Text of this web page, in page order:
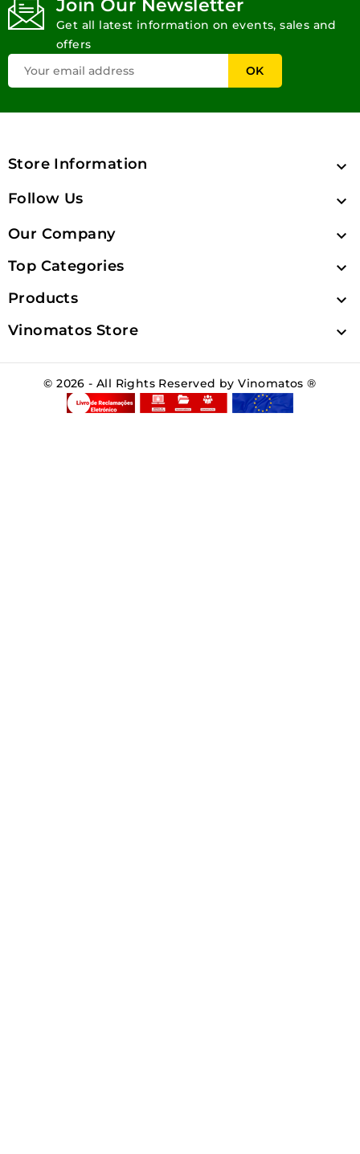
Join Our Newsletter
Get all latest information on events, sales and
offers
Store Information 
Follow Us 
Our Company 
Top Categories 
Products 
Vinomatos Store 
© 2026 - All Rights Reserved by Vinomatos ®